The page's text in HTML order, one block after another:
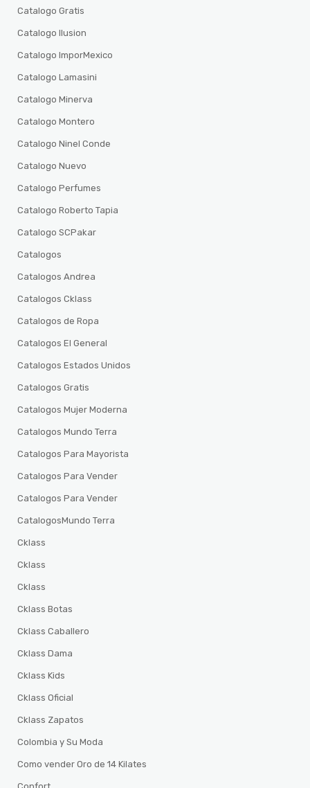
Catalogo Gratis
Catalogo Ilusion
Catalogo ImporMexico
Catalogo Lamasini
Catalogo Minerva
Catalogo Montero
Catalogo Ninel Conde
Catalogo Nuevo
Catalogo Perfumes
Catalogo Roberto Tapia
Catalogo SCPakar
Catalogos
Catalogos Andrea
Catalogos Cklass
Catalogos de Ropa
Catalogos El General
Catalogos Estados Unidos
Catalogos Gratis
Catalogos Mujer Moderna
Catalogos Mundo Terra
Catalogos Para Mayorista
Catalogos Para Vender
Catalogos Para Vender
CatalogosMundo Terra
Cklass
Cklass
Cklass
Cklass Botas
Cklass Caballero
Cklass Dama
Cklass Kids
Cklass Oficial
Cklass Zapatos
Colombia y Su Moda
Como vender Oro de 14 Kilates